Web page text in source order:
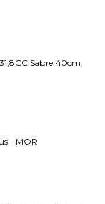
Sabre 40cm,
- MOR